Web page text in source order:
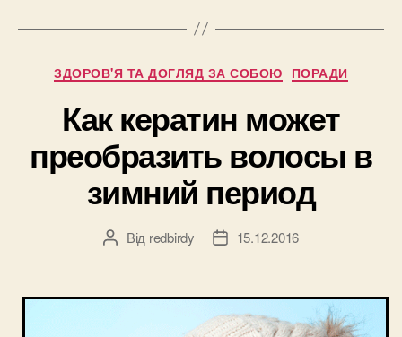
помощью
от
Ledi”
Категорії
ЗДОРОВ'Я ТА ДОГЛЯД ЗА СОБОЮ ПОРАДИ
Как кератин может
преобразить волосы в
зимний период
Автор
Від redbirdy
Дата15.12.2016